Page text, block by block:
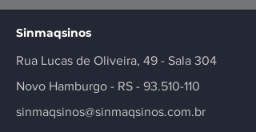
Sinmaqsinos
Rua Lucas de Oliveira, 49 - Sala 304
Novo Hamburgo - RS - 93.510-110
sinmaqsinos@sinmaqsinos.com.br